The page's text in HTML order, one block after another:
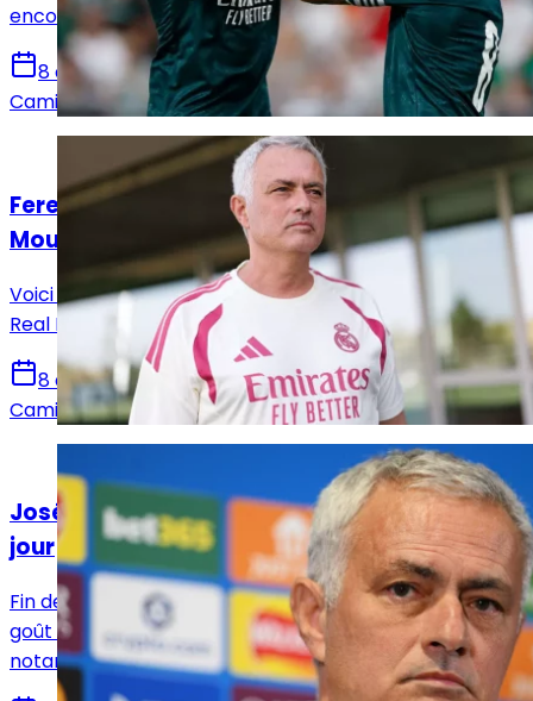
encourageante, malgré plusieurs failles défensives.
8 août 2026
Camille Santos
Actualités
Ferencváros – Real Madrid : le onze de
Mourinho est connu
Voici la composition officielle qu’a décidé d’aligner le
Real Madrid de José Mourinho face à Ferencvaros.
8 août 2026
Camille Santos
José Mourinho remet la rigueur au goût du
jour
Fin de certaines libertés ! José Mourinho remet au
goût du jour la rigueur dans certains aspects,
notamment hors des terrains afin d'unifier le vestaire.